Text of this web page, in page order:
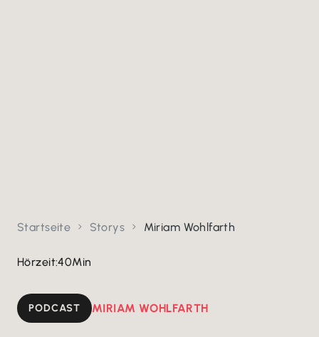
Startseite  Storys  Miriam Wohlfarth
Hörzeit:40Min
PODCAST MIRIAM WOHLFARTH